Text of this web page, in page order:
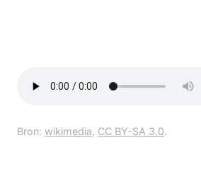
Bron: wikimedia, CC BY-SA 3.0.